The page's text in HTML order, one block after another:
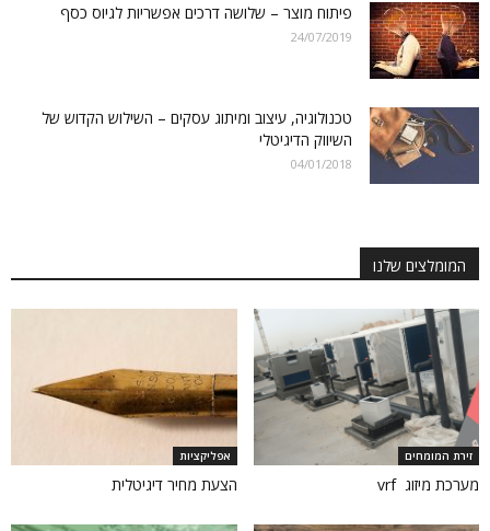
פיתוח מוצר – שלושה דרכים אפשריות לגיוס כסף
24/07/2019
טכנולוגיה, עיצוב ומיתוג עסקים – השילוש הקדוש של
השיווק הדיגיטלי
04/01/2018
המומלצים שלנו
זירת המומחים
מערכת מיזוג vrf
אפליקציות
הצעת מחיר דיגיטלית